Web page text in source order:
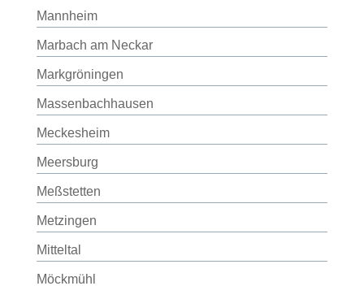
Mannheim
Marbach am Neckar
Markgröningen
Massenbachhausen
Meckesheim
Meersburg
Meßstetten
Metzingen
Mitteltal
Möckmühl